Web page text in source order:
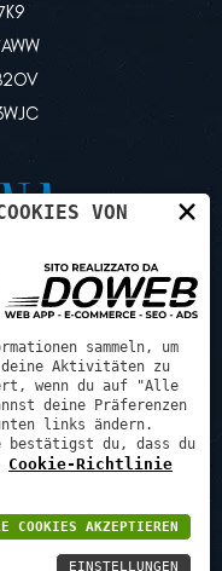
03507240129 REA:
policy-Welcome
×
VON
sammeln, um
deine Aktivitäten zu
wenn du auf "Alle
deine Präferenzen
links ändern.
bestätigst du, dass du
Cookie-Richtlinie
COOKIES AKZEPTIEREN
EINSTELLUNGEN